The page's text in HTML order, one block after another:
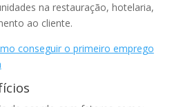
na restauração, hotelaria,
ao cliente.
conseguir o primeiro emprego